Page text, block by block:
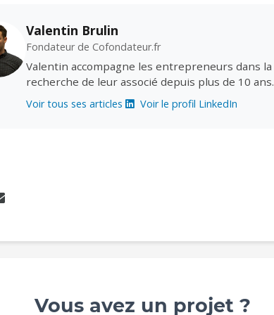
Valentin Brulin
Fondateur de Cofondateur.fr
Valentin accompagne les entrepreneurs dans la
recherche de leur associé depuis plus de 10 ans.
Voir tous ses articles Voir le profil LinkedIn
Vous avez un projet ?